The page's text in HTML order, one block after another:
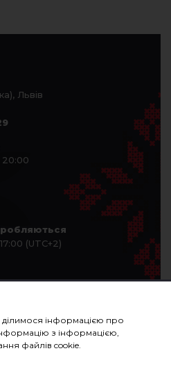
ділимося інформацією про
з інформацією,
файлів cookie.
Львів
20:00
(UTC+2)